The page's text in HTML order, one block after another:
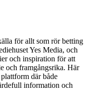
för allt som rör betting
Yes Media, och
och inspiration för att
och framgångsrika. Här
där både
information och